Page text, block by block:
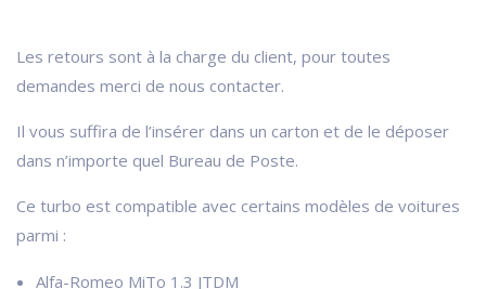
Les retours sont à la charge du client, pour toutes
demandes merci de nous contacter.
Il vous suffira de l’insérer dans un carton et de le déposer
dans n’importe quel Bureau de Poste.
Ce turbo est compatible avec certains modèles de voitures
parmi :
Alfa-Romeo MiTo 1.3 JTDM